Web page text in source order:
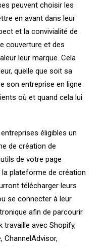
peuvent choisir les
en avant dans leur
et la convivialité de
couverture et des
leur marque. Cela
quelle que soit sa
son entreprise en ligne
où et quand cela lui
éligibles un
de création de
de votre page
plateforme de création
télécharger leurs
se connecter à leur
afin de parcourir
travaille avec Shopify,
ChannelAdvisor,